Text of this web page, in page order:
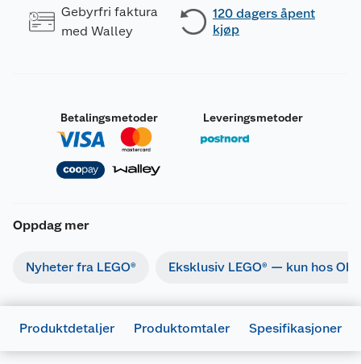
Gebyrfri faktura
med Walley
120 dagers åpent
kjøp
Betalingsmetoder Leveringsmetoder
Oppdag mer
Nyheter fra LEGO® Eksklusiv LEGO® — kun hos
Produktdetaljer Produktomtaler Spesifikasjoner